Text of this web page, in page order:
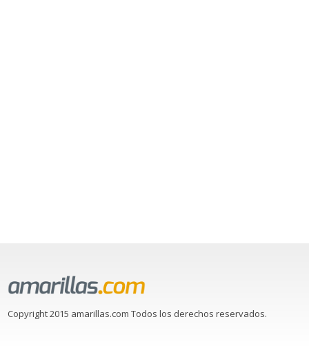
Copyright 2015 amarillas.com Todos los derechos reservados.